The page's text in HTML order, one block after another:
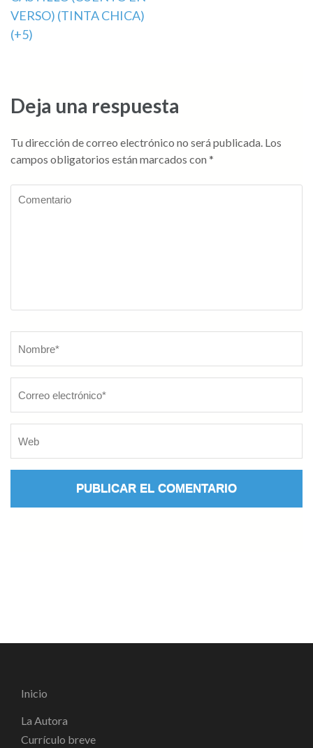
de
entradas
VERSO) (TINTA CHICA)
(+5)
Deja una respuesta
Tu dirección de correo electrónico no será publicada. Los
campos obligatorios están marcados con *
Inicio
La Autora
Currículo breve